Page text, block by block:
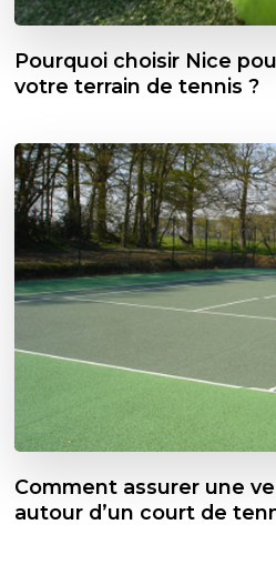
Pourquoi choisir Nice
votre terrain de tennis ?
Comment assurer une
autour d’un court de